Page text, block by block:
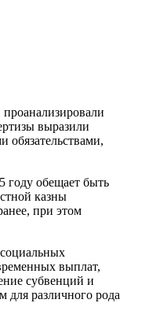
выразили
обязательствами,
году обещает быть
казны
при этом
выплат,
субвенций и
различного рода